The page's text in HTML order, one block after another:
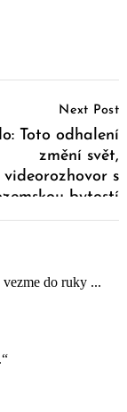
Next Post
Toto odhalení
změní svět,
videorozhovor s
bytostí